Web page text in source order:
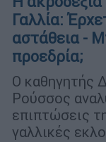
Γαλλία:
αστάθεια -
προεδρία;
Ο καθηγητής
Ρούσσος
επιπτώσεις
γαλλικές